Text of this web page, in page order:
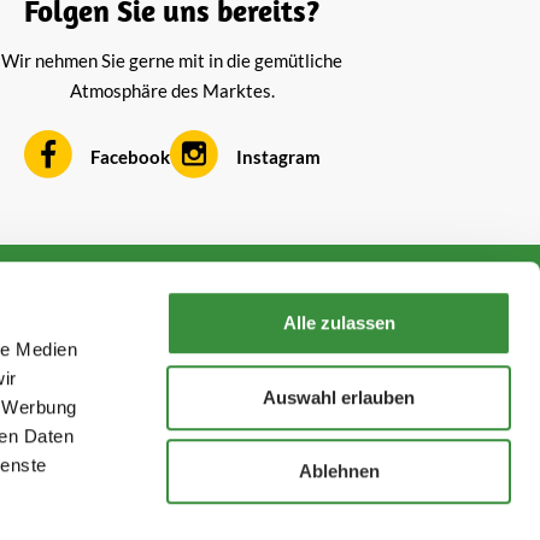
Medien
Daten
Alle zulassen
Auswahl erlauben
Ablehnen
Folgen Sie uns bereits?
Wir nehmen Sie gerne mit in die gemütliche
Atmosphäre des Marktes.
Facebook Instagram
Kontakt aufnehmen
service@hoogendoornkaese.de